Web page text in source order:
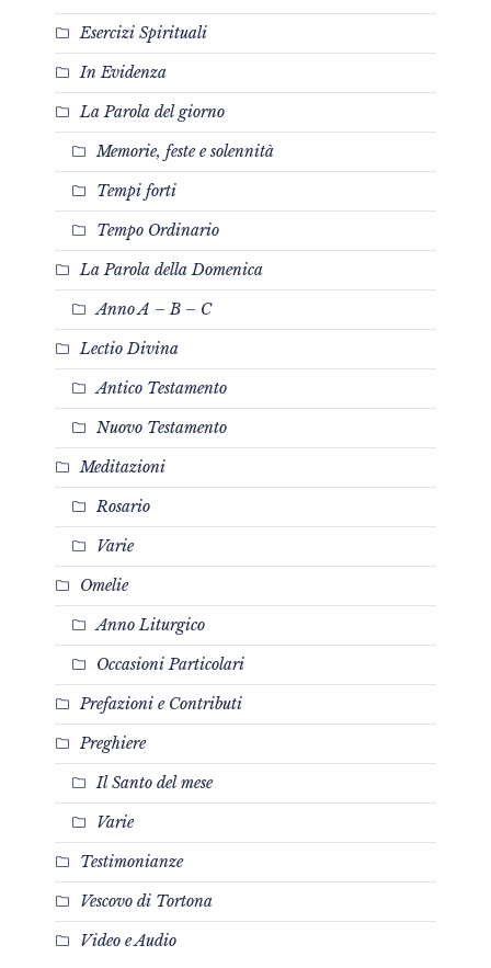
Esercizi Spirituali
In Evidenza
La Parola del giorno
Memorie, feste e solennità
Tempi forti
Tempo Ordinario
La Parola della Domenica
Anno A – B – C
Lectio Divina
Antico Testamento
Nuovo Testamento
Meditazioni
Rosario
Varie
Omelie
Anno Liturgico
Occasioni Particolari
Prefazioni e Contributi
Preghiere
Il Santo del mese
Varie
Testimonianze
Vescovo di Tortona
Video e Audio